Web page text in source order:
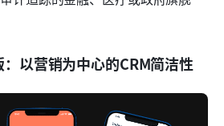
以营销为中心的CRM简洁性